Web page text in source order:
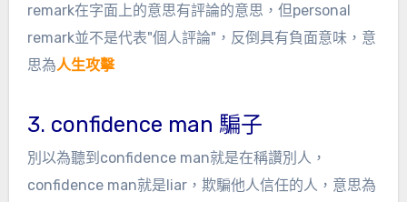
remark在字面上的意思有評論的意思，但personal
remark並不是代表"個人評論"，反倒具有負面意味，意
思為人生攻擊
3. confidence man 騙子
別以為聽到confidence man就是在稱讚別人，
confidence man就是liar，欺騙他人信任的人，意思為